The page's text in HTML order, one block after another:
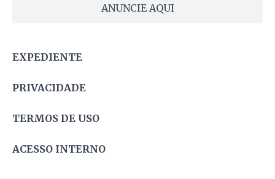
ANUNCIE AQUI
EXPEDIENTE
PRIVACIDADE
TERMOS DE USO
ACESSO INTERNO